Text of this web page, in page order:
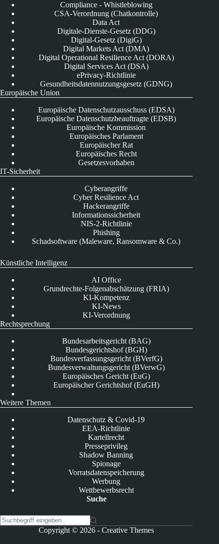
Compliance - Whistleblowing
CSA-Verordnung (Chatkontrolle)
Data Act
Digitale-Dienste-Gesetz (DDG)
Digital-Gesetz (DigiG)
Digital Markets Act (DMA)
Digital Operational Resilience Act (DORA)
Digital Services Act (DSA)
ePrivacy-Richtlinie
Gesundheitsdatennutzungsgesetz (GDNG)
Europäische Union
Europäische Datenschutzausschuss (EDSA)
Europäische Datenschutzbeauftragte (EDSB)
Europäische Kommission
Europäisches Parlament
Europäischer Rat
Europäisches Recht
Gesetzesvorhaben
IT-Sicherheit
Cyberangriffe
Cyber Resilience Act
Hackerangriffe
Informationssicherheit
NIS-2-Richtlinie
Phishing
Schadsoftware (Maleware, Ransomware & Co.)
Künstliche Intelligenz
AI Office
Grundrechte-Folgenabschätzung (FRIA)
KI-Kompetenz
KI-News
KI-Verordnung
Rechtsprechung
Bundesarbeitsgericht (BAG)
Bundesgerichtshof (BGH)
Bundesverfassungsgericht (BVerfG)
Bundesverwaltungsgericht (BVerwG)
Europäisches Gericht (EuG)
Europäischer Gerichtshof (EuGH)
Weitere Themen
Datenschutz & Covid-19
EEA-Richtlinie
Kartellrecht
Presseprivileg
Shadow Banning
Spionage
Vorratsdatenspeicherung
Werbung
Wettbewerbsrecht
Suche
Copyright © 2026 -Creative Themes